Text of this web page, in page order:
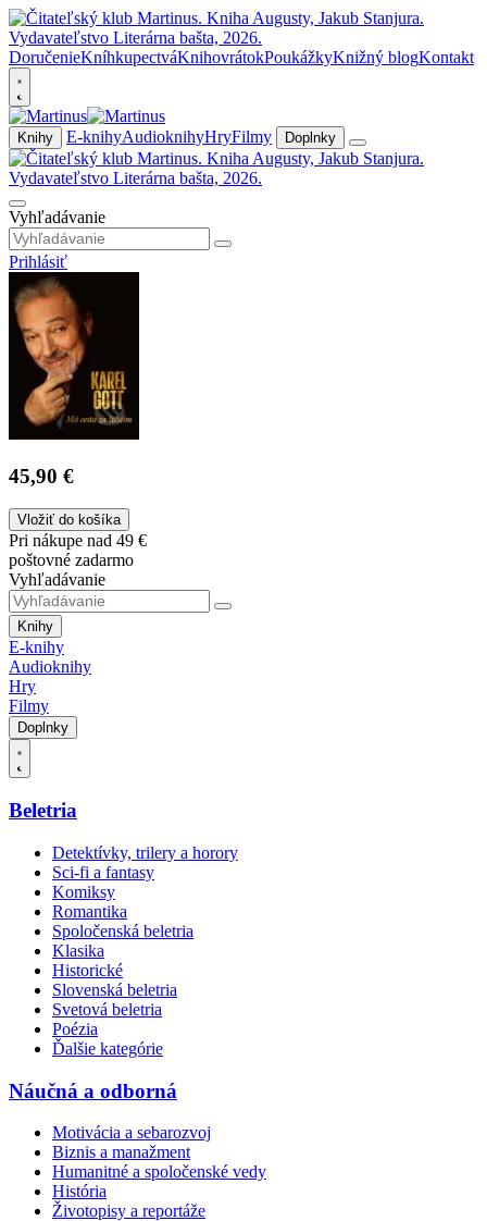
DoručenieKníhkupectváKnihovrátokPoukážkyKnižný blogKontakt
Knihy E-knihyAudioknihyHryFilmy Doplnky
Vyhľadávanie
Prihlásiť
45,90 €
Vložiť do košíka
Pri nákupe nad 49 €
poštovné zadarmo
Vyhľadávanie
Knihy
E-knihy
Audioknihy
Hry
Filmy
Doplnky
Beletria
Detektívky, trilery a horory
Sci-fi a fantasy
Komiksy
Romantika
Spoločenská beletria
Klasika
Historické
Slovenská beletria
Svetová beletria
Poézia
Ďalšie kategórie
Náučná a odborná
Motivácia a sebarozvoj
Biznis a manažment
Humanitné a spoločenské vedy
História
Životopisy a reportáže